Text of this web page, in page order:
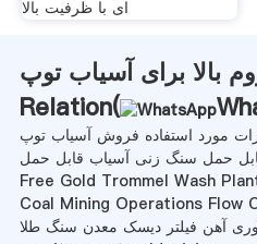
ای با ظرفیت بالا
بالا برای آسیاب توپ
Relation(
مورد استفاده فروش آسیاب توپ
حمل سنگ زنی آسیاب قابل حمل
Free Gold Trommel Wash
Coal Mining Operations Flow
آهن فیلتر دیسک معدن سنگ طلا